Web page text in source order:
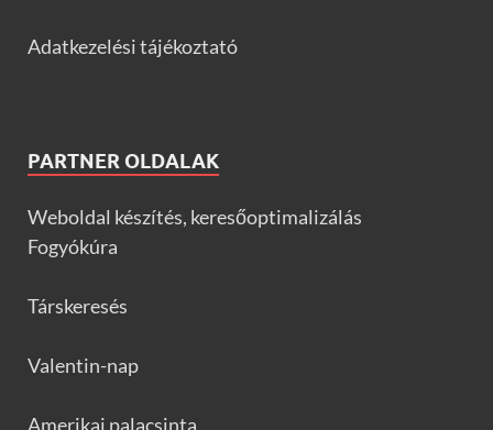
Adatkezelési tájékoztató
PARTNER OLDALAK
Weboldal készítés, keresőoptimalizálás
Fogyókúra
Társkeresés
Valentin-nap
Amerikai palacsinta